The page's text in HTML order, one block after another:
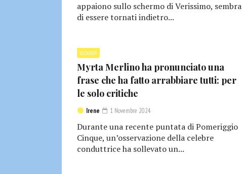
appaiono sullo schermo di Verissimo, sembra
di essere tornati indietro...
GOSSIP
Myrta Merlino ha pronunciato una
frase che ha fatto arrabbiare tutti: per
le solo critiche
Irene 1 Novembre 2024
Durante una recente puntata di Pomeriggio
Cinque, un’osservazione della celebre
conduttrice ha sollevato un...